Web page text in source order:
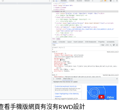
看手機版網頁有沒有RWD設計